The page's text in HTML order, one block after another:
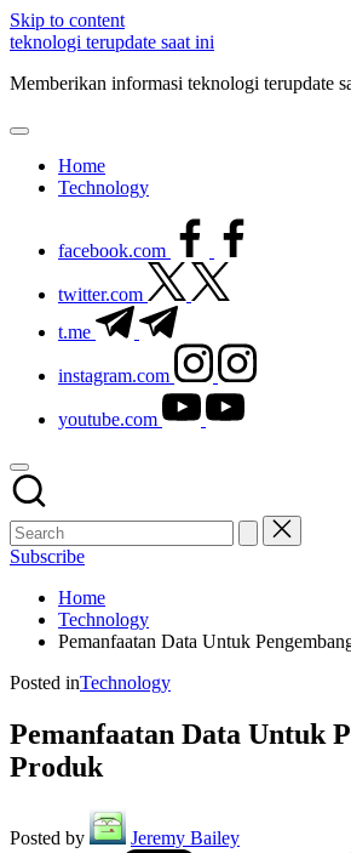
Skip to content
teknologi terupdate saat ini
Memberikan informasi teknologi terupdate
Home
Technology
facebook.com
twitter.com
t.me
instagram.com
youtube.com
Subscribe
Home
Technology
Pemanfaatan Data Untuk
Posted inTechnology
Pemanfaatan Data Untuk
Produk
Posted by Jeremy Bailey